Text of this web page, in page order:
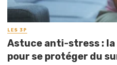
LES 3P
Astuce anti-stress :
pour se protéger du